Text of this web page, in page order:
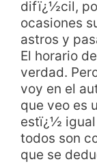
difï¿½cil,
ocasiones
astros y
El horario
verdad.
voy en el
que veo es
estï¿½ igual
todos son
que se